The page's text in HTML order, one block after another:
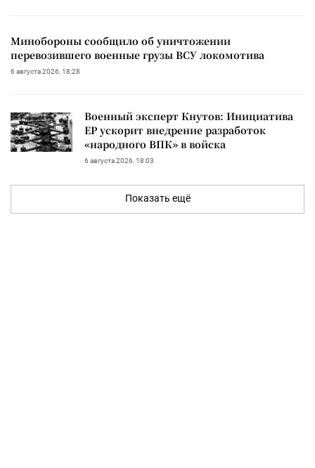
Минобороны сообщило об уничтожении
перевозившего военные грузы ВСУ локомотива
6 августа 2026, 18:28
Военный эксперт Кнутов: Инициатива
ЕР ускорит внедрение разработок
«народного ВПК» в войска
6 августа 2026, 18:03
Показать ещё